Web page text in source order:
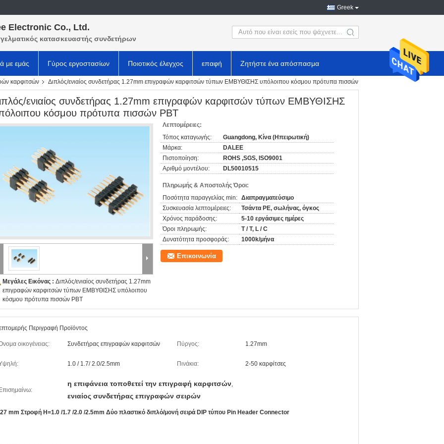
Greek
Electronic Co., Ltd.
κατασκευαστής συνδετήρων search
με εμάς Γύρος εργοστασίων Ποιοτικός έλεγχος επαφή Ζητήστε ένα απόσπασμα
καρφιτσών Διπλός/ενιαίος συνδετήρας 1.27mm επιγραφών καρφιτσών τύπων ΕΜΒΥΘΙΣΗΣ υπόλοιπου κόσμου πρότυπα πισσών
ενιαίος συνδετήρας 1.27mm επιγραφών καρφιτσών τύπων ΕΜΒΥΘΙΣΗΣ
κόσμου πρότυπα πισσών PBT
Μεγάλες Εικόνας : Διπλός/ενιαίος συνδετήρας 1.27mm
επιγραφών καρφιτσών τύπων ΕΜΒΥΘΙΣΗΣ υπόλοιπου
κόσμου πρότυπα πισσών PBT
Λεπτομέρειες:
Τόπος καταγωγής:
Guangdong, Κίνα (Ηπειρωτική)
Μάρκα:
DALEE
Πιστοποίηση:
ROHS ,SGS, ISO9001
Αριθμό μοντέλου:
DL50010515
Πληρωμής & Αποστολής Όροι:
Ποσότητα παραγγελίας min: Διαπραγματεύσιμο
Συσκευασία λεπτομέρειες:
Τσάντα PE, σωλήνας, όγκος
Χρόνος παράδοσης:
5-10 εργάσιμες ημέρες
Όροι πληρωμής:
T / T, L / C
Δυνατότητα προσφοράς:
1000k/μήνα
Επικοινωνία
Περιγραφή Προϊόντος
οικογένειας: Συνδετήρας επιγραφών καρφιτσών Πύργος: 1.27mm
1.0 / 1.7/ 2.0/2.5mm Πινάκια: 2-50 καρφίτσες
η επιφάνεια τοποθετεί την επιγραφή καρφιτσών,
ενιαίος συνδετήρας επιγραφών σειρών
mm Στροφή H=1.0 /1.7 /2.0 /2.5mm Δύο πλαστικό διπλό/μονή σειρά DIP τύπου Pin Header Connector